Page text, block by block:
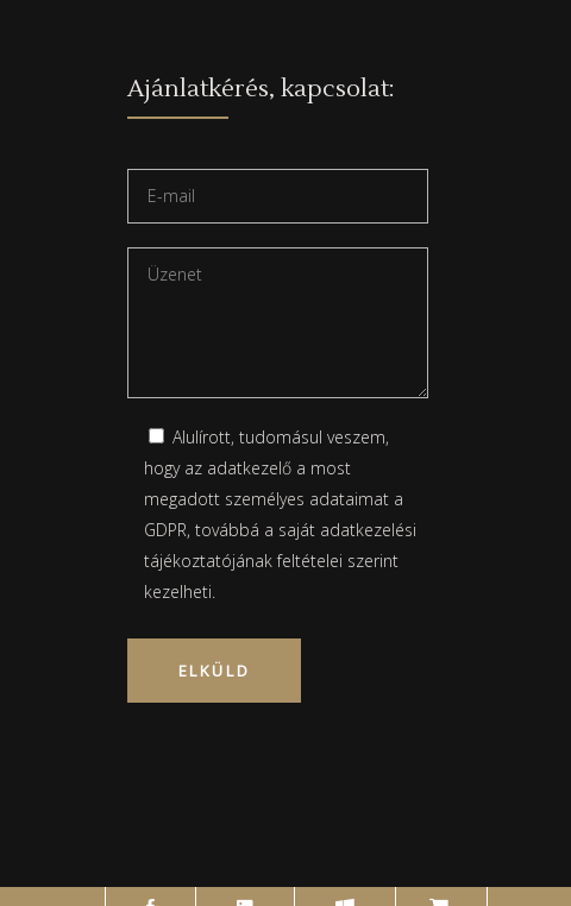
Ajánlatkérés, kapcsolat:
Alulírott, tudomásul veszem,
hogy az adatkezelő a most
megadott személyes adataimat a
GDPR, továbbá a saját adatkezelési
tájékoztatójánakfeltételei szerint
kezelheti.
shopping-cart